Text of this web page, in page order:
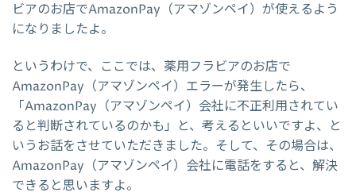
ビアのお店でAmazonPay（アマゾンペイ）が使えるよう
になりましたよ。
というわけで、ここでは、薬用フラビアのお店で
AmazonPay（アマゾンペイ）エラーが発生したら、
「AmazonPay（アマゾンペイ）会社に不正利用されてい
ると判断されているのかも」と、考えるといいですよ、と
いうお話をさせていただきました。そして、その場合は、
AmazonPay（アマゾンペイ）会社に電話をすると、解決
できると思いますよ。